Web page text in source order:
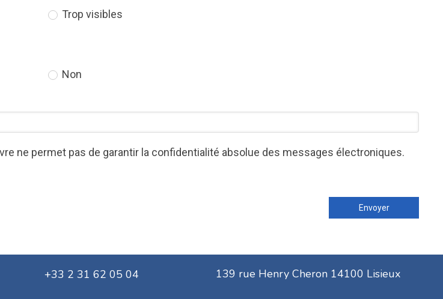
Trop visibles
Non
ne permet pas de garantir la confidentialité absolue des messages électroniques.
Envoyer
+33 2 31 62 05 04 139 rue Henry Cheron 14100 Lisieux